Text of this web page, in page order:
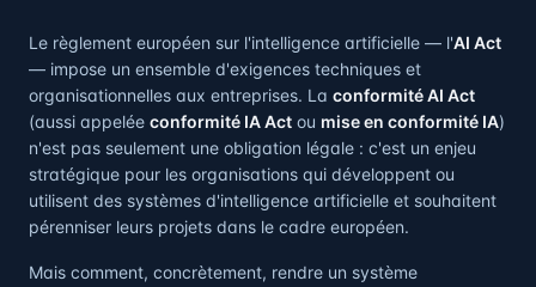
Le règlement européen sur l'intelligence artificielle — l'AI Act
— impose un ensemble d'exigences techniques et
organisationnelles aux entreprises. La conformité AI Act
(aussi appelée conformité IA Act ou mise en conformité IA)
n'est pas seulement une obligation légale : c'est un enjeu
stratégique pour les organisations qui développent ou
utilisent des systèmes d'intelligence artificielle et souhaitent
pérenniser leurs projets dans le cadre européen.
Mais comment, concrètement, rendre un système